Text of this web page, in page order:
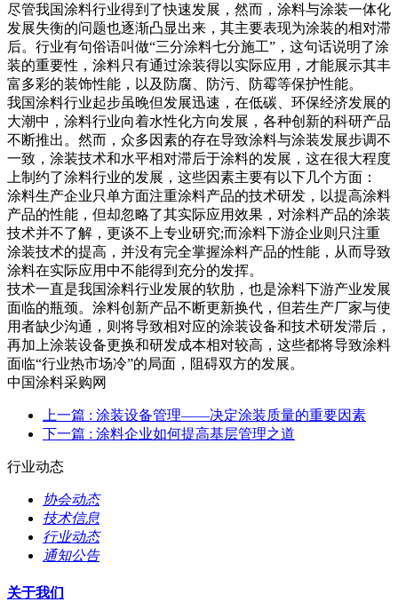
尽管我国涂料行业得到了快速发展，然而，涂料与涂装一体化
发展失衡的问题也逐渐凸显出来，其主要表现为涂装的相对滞
后。行业有句俗语叫做“三分涂料七分施工”，这句话说明了涂
装的重要性，涂料只有通过涂装得以实际应用，才能展示其丰
富多彩的装饰性能，以及防腐、防污、防霉等保护性能。
我国涂料行业起步虽晚但发展迅速，在低碳、环保经济发展的
大潮中，涂料行业向着水性化方向发展，各种创新的科研产品
不断推出。然而，众多因素的存在导致涂料与涂装发展步调不
一致，涂装技术和水平相对滞后于涂料的发展，这在很大程度
上制约了涂料行业的发展，这些因素主要有以下几个方面：
涂料生产企业只单方面注重涂料产品的技术研发，以提高涂料
产品的性能，但却忽略了其实际应用效果，对涂料产品的涂装
技术并不了解，更谈不上专业研究;而涂料下游企业则只注重
涂装技术的提高，并没有完全掌握涂料产品的性能，从而导致
涂料在实际应用中不能得到充分的发挥。
技术一直是我国涂料行业发展的软肋，也是涂料下游产业发展
面临的瓶颈。涂料创新产品不断更新换代，但若生产厂家与使
用者缺少沟通，则将导致相对应的涂装设备和技术研发滞后，
再加上涂装设备更换和研发成本相对较高，这些都将导致涂料
面临“行业热市场冷”的局面，阻碍双方的发展。
中国涂料采购网
上一篇 : 涂装设备管理——决定涂装质量的重要因素
下一篇 : 涂料企业如何提高基层管理之道
行业动态
协会动态
技术信息
行业动态
通知公告
关于我们